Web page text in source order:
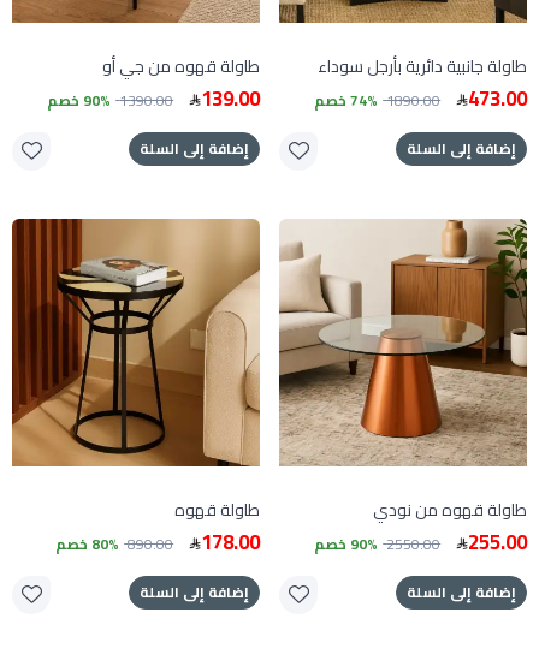
طاولة جانبية دائرية بأرجل سوداء
473.00
1890.00 74% خصم
إضافة إلى السلة
طاولة قهوه من جي أو
139.00
1390.00 90% خصم
إضافة إلى السلة
طاولة قهوه من نودي
255.00
2550.00 90% خصم
إضافة إلى السلة
طاولة قهوه
178.00
890.00 80% خصم
إضافة إلى السلة